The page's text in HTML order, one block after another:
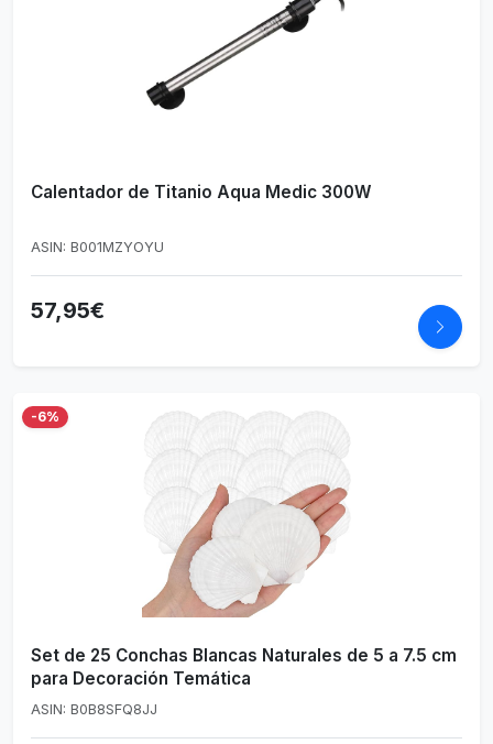
Calentador de Titanio Aqua Medic 300W
ASIN: B001MZYOYU
57,95€
-6%
Set de 25 Conchas Blancas Naturales de 5 a 7.5 cm
para Decoración Temática
ASIN: B0B8SFQ8JJ